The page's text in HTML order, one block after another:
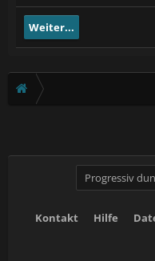
Weiter...
Progressiv
Kontakt Hilfe